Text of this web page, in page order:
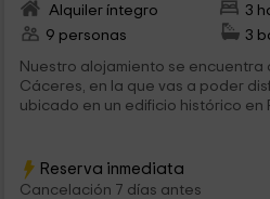
Alquiler íntegro
3
9 personas
3
Nuestro alojamiento se
Cáceres, en la que vas a poder
ubicado en un edificio histórico en
Reserva inmediata
Cancelación 7 días antes